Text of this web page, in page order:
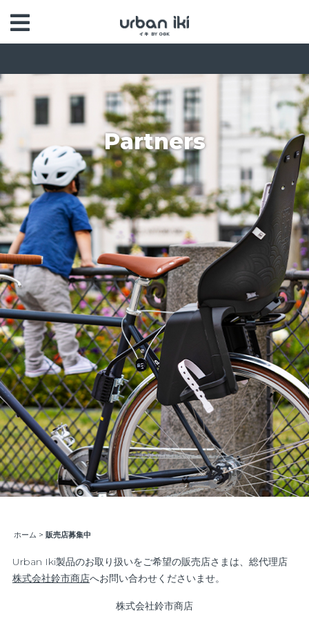
Partners
ホーム > 販売店募集中
Urban Iki製品のお取り扱いをご希望の販売店さまは、総代理店
株式会社鈴市商店へお問い合わせくださいませ。
株式会社鈴市商店